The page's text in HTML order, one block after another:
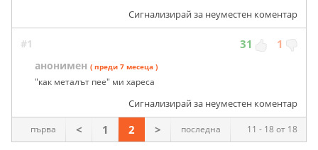
Сигнализирай за неуместен коментар
#1 31 1
анонимен ( преди 7 месеца )
"как металът пее" ми хареса
Сигнализирай за неуместен коментар
11 - 18 от 18
първа < 1 2 > последна